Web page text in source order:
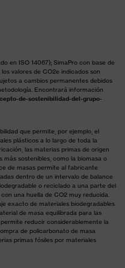
en ISO 14067); SimaPro con base de
valores de CO2e indicados son
a cambios permanentes debidos
Encontrará información
de-sostenibilidad-del-grupo-
que permite, por ejemplo, el
plásticos a lo largo de toda la
las materias primas de origen
sostenibles, como la biomasa o
de masas permite al fabricante
dentro de un intervalo de balance
o reciclado a una parte del
una huella de CO2 muy reducida.
exacto de materiales biodegradables
de masa equilibrada para las
reducir considerablemente la
de policarbonato de masa
primas fósiles por materiales